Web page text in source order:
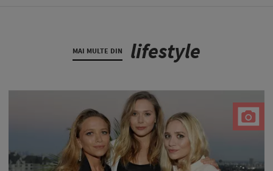
MAI MULTE DIN lifestyle